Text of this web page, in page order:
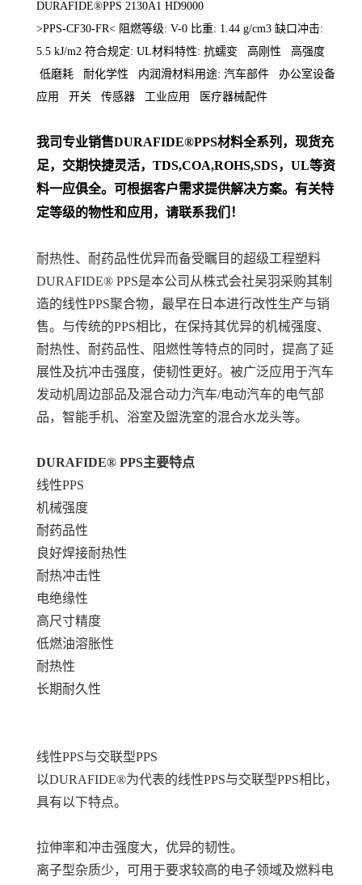
DURAFIDE®PPS 2130A1 HD9000
>PPS-CF30-FR< 阻燃等级: V-0 比重: 1.44 g/cm3 缺口冲击:
5.5 kJ/m2 符合规定: UL材料特性: 抗蠕变 高刚性 高强度
低磨耗 耐化学性 内润滑材料用途: 汽车部件 办公室设备
应用 开关 传感器 工业应用 医疗器械配件
我司专业销售DURAFIDE®PPS材料全系列 ，现货充
足，交期快捷灵活，TDS,COA,ROHS,SDS，UL等资
料一应俱全。可根据客户需求提供解决方案。 有关特
定等级的物性和应用，请联系我们！
耐热性、耐药品性优异而备受瞩目的超级工程塑料
DURAFIDE® PPS是本公司从株式会社吴羽采购其制
造的线性PPS聚合物，最早在日本进行改性生产与销
售。与传统的PPS相比，在保持其优异的机械强度、
耐热性、耐药品性、阻燃性等特点的同时，提高了延
展性及抗冲击强度，使韧性更好。被广泛应用于汽车
发动机周边部品及混合动力汽车/电动汽车的电气部
品，智能手机、浴室及盥洗室的混合水龙头等。
DURAFIDE® PPS主要特点
线性PPS
机械强度
耐药品性
良好焊接耐热性
耐热冲击性
电绝缘性
高尺寸精度
低燃油溶胀性
耐热性
长期耐久性
线性PPS与交联型PPS
以DURAFIDE®为代表的线性PPS与交联型PPS相比，
具有以下特点。
拉伸率和冲击强度大，优异的韧性。
离子型杂质少，可用于要求较高的电子领域及燃料电